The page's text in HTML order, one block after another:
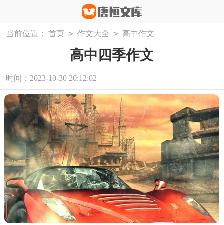
当前位置： 首页 > 作文大全 > 高中作文
高中四季作文
时间：2023-10-30 20:12:02